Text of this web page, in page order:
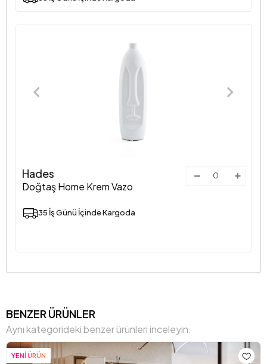
Hades
Doğtaş Home Krem Vazo
35 İş Günü İçinde Kargoda
BENZER ÜRÜNLER
Aynı kategorideki benzer ürünleri inceleyin.
YENİ ÜRÜN